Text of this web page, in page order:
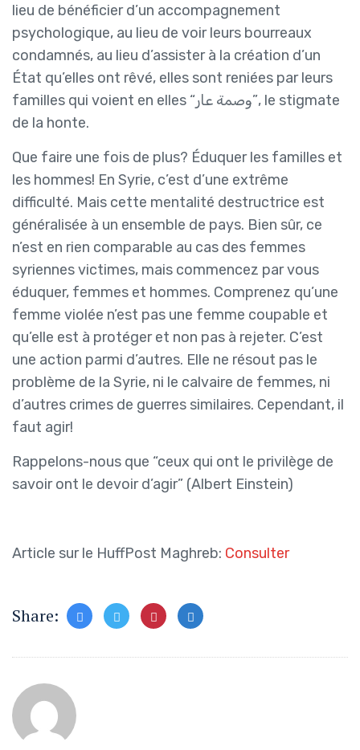
lieu de bénéficier d’un accompagnement
psychologique, au lieu de voir leurs bourreaux
condamnés, au lieu d’assister à la création d’un
État qu’elles ont rêvé, elles sont reniées par leurs
familles qui voient en elles “وصمة عار”, le stigmate
de la honte.
Que faire une fois de plus? Éduquer les familles et
les hommes! En Syrie, c’est d’une extrême
difficulté. Mais cette mentalité destructrice est
généralisée à un ensemble de pays. Bien sûr, ce
n’est en rien comparable au cas des femmes
syriennes victimes, mais commencez par vous
éduquer, femmes et hommes. Comprenez qu’une
femme violée n’est pas une femme coupable et
qu’elle est à protéger et non pas à rejeter. C’est
une action parmi d’autres. Elle ne résout pas le
problème de la Syrie, ni le calvaire de femmes, ni
d’autres crimes de guerres similaires. Cependant, il
faut agir!
Rappelons-nous que “ceux qui ont le privilège de
savoir ont le devoir d’agir” (Albert Einstein)
Article sur le HuffPost Maghreb: Consulter
Share: